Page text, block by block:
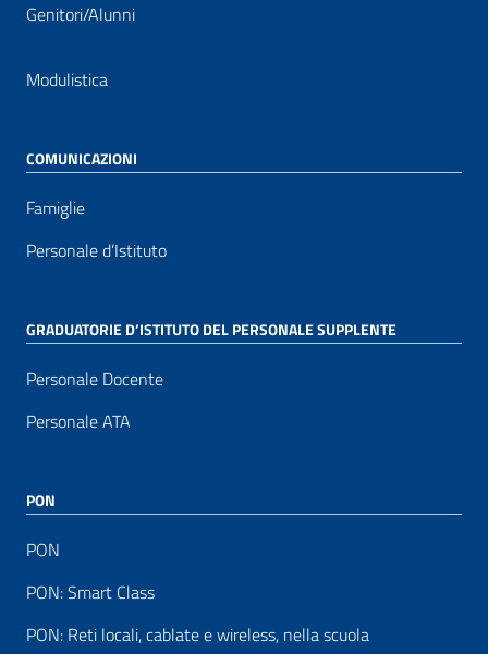
Genitori/Alunni
Modulistica
COMUNICAZIONI
Famiglie
Personale d’Istituto
GRADUATORIE D’ISTITUTO DEL PERSONALE SUPPLENTE
Personale Docente
Personale ATA
PON
PON
PON: Smart Class
PON: Reti locali, cablate e wireless, nella scuola